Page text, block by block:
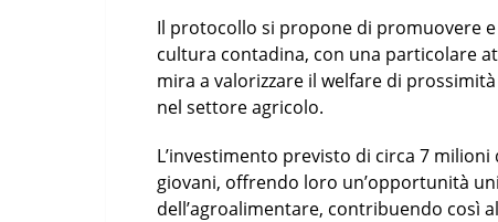
Il protocollo si propone di promuovere
cultura contadina, con una particolare
mira a valorizzare il welfare di
nel settore agricolo.
L’investimento previsto di circa 7
giovani, offrendo loro un’opportunità
dell’agroalimentare, contribuendo così